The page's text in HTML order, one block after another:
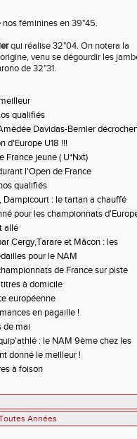
féminines en 39"45.
qui réalise 32"04. On notera la
venu se dégourdir les
de 32"31.
qualifiés
Davidas-Bernier
d'Europe U18 !!!
France jeune ( U*Nxt)
l'Open de France
qualifiés
: le tartan a chauffé
pour les championnats
allé
Cergy,Tarare et Mâcon : les
vous
pour le NAM
de France sur piste
à domicile
européenne
en pagaille !
de mai
: le NAM 9ème chez les
donné le meilleur !
à foison